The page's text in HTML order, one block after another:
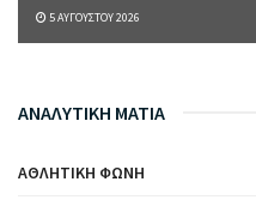
5 ΑΥΓΟΎΣΤΟΥ 2026
ΑΝΑΛΥΤΙΚΗ ΜΑΤΙΑ
ΑΘΛΗΤΙΚΉ ΦΩΝΉ